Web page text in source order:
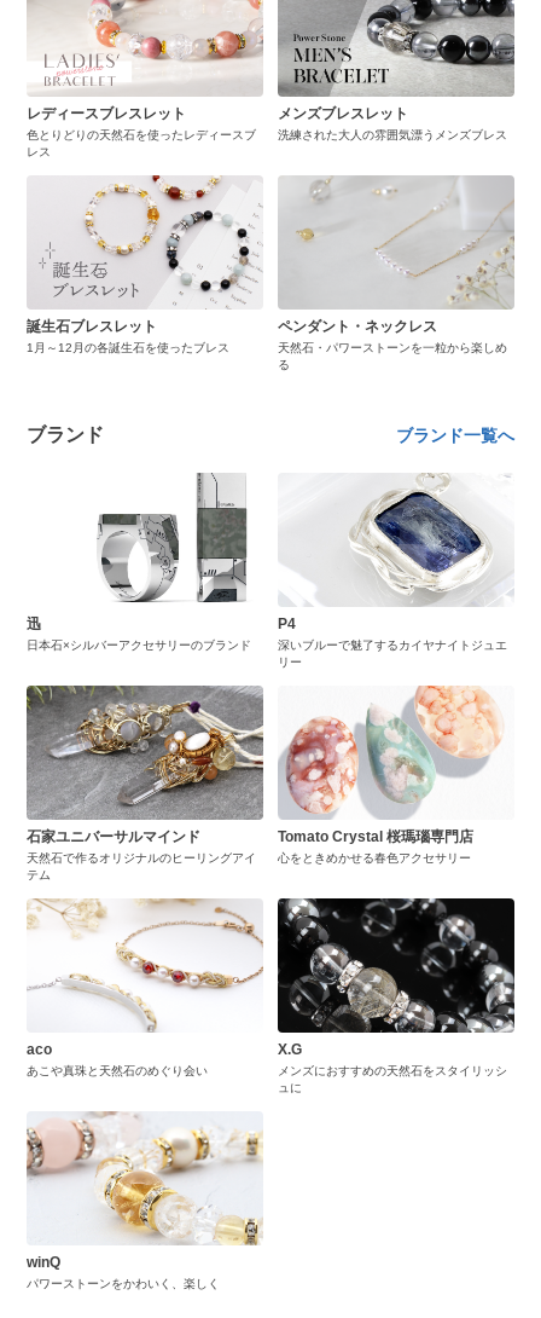
レディースブレスレット
色とりどりの天然石を使ったレディースブ
レス
メンズブレスレット
洗練された大人の雰囲気漂うメンズブレス
誕生石ブレスレット
1月～12月の各誕生石を使ったブレス
ペンダント・ネックレス
天然石・パワーストーンを一粒から楽しめ
る
ブランド ブランド一覧へ
迅
日本石×シルバーアクセサリーのブランド
P4
深いブルーで魅了するカイヤナイトジュエ
リー
石家ユニバーサルマインド
天然石で作るオリジナルのヒーリングアイ
テム
Tomato Crystal 桜瑪瑙専門店
心をときめかせる春色アクセサリー
aco
あこや真珠と天然石のめぐり会い
X.G
メンズにおすすめの天然石をスタイリッシ
ュに
winQ
パワーストーンをかわいく、楽しく